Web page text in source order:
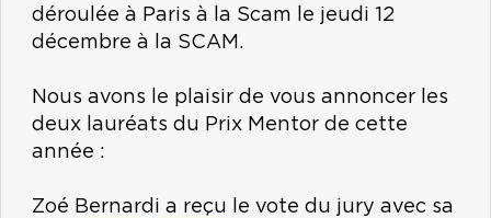
déroulée à Paris à la Scam le jeudi 12
décembre à la SCAM.
Nous avons le plaisir de vous annoncer les
deux lauréats du Prix Mentor de cette
année :
Zoé Bernardi a reçu le vote du jury avec sa